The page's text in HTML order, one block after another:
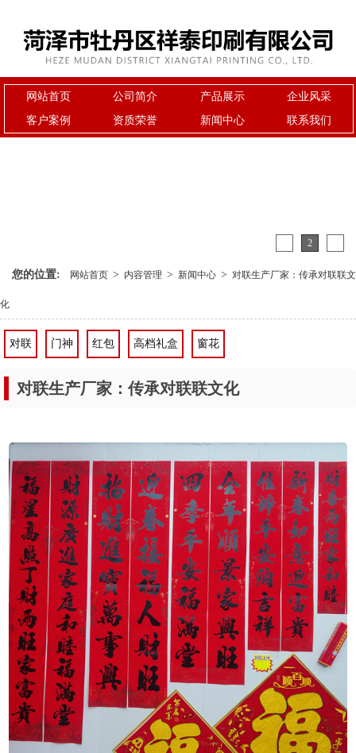
网站首页 公司简介 产品展示
企业风采
客户案例
资质荣誉 新闻中心 联系我们
2
您的位置: 网站首页 > 内容管理 > 新闻中心 > 对联生产厂家：传承对联联文
化
对联 门神 红包 高档礼盒 窗花
对联生产厂家：传承对联联文化